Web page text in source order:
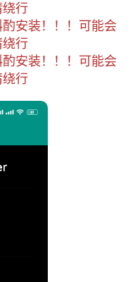
绕行
安装！！！可能会
绕行
安装！！！可能会
绕行